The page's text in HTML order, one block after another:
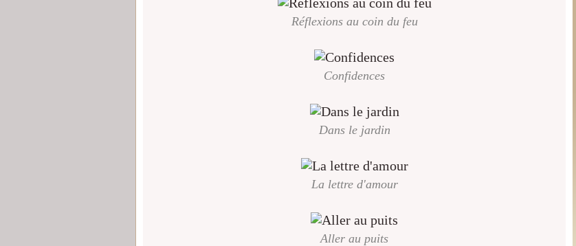
Réflexions au coin du feu
Confidences
Dans le jardin
La lettre d'amour
Aller au puits